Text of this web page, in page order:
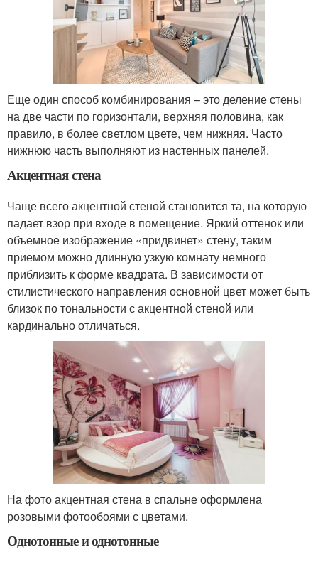
Еще один способ комбинирования – это деление стены
на две части по горизонтали, верхняя половина, как
правило, в более светлом цвете, чем нижняя. Часто
нижнюю часть выполняют из настенных панелей.
Акцентная стена
Чаще всего акцентной стеной становится та, на которую
падает взор при входе в помещение. Яркий оттенок или
объемное изображение «придвинет» стену, таким
приемом можно длинную узкую комнату немного
приблизить к форме квадрата. В зависимости от
стилистического направления основной цвет может быть
близок по тональности с акцентной стеной или
кардинально отличаться.
На фото акцентная стена в спальне оформлена
розовыми фотообоями с цветами.
Однотонные и однотонные